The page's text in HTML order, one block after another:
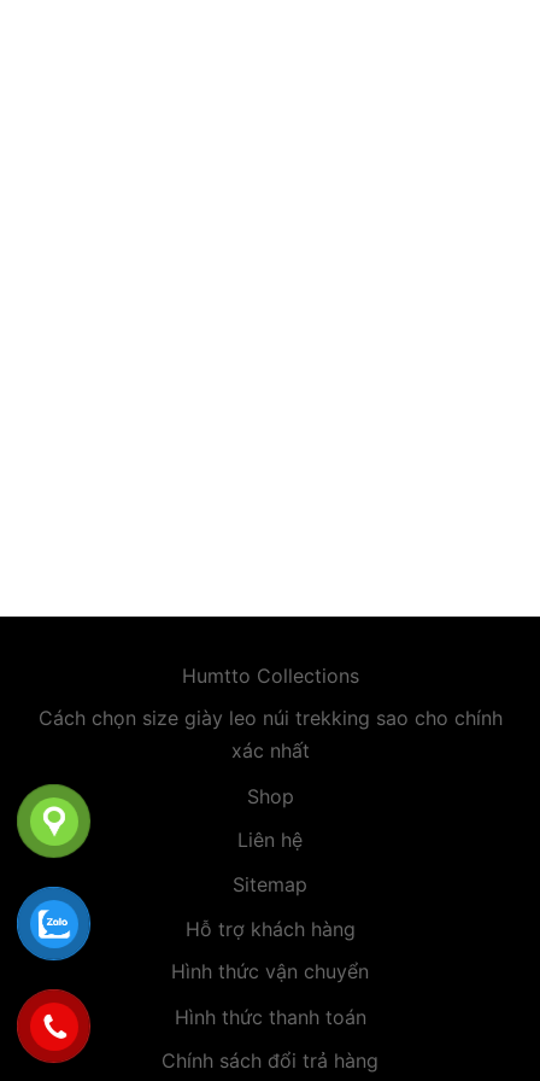
Humtto Collections
Cách chọn size giày leo núi trekking sao cho chính
xác nhất
Shop
Liên hệ
Sitemap
Hỗ trợ khách hàng
Hình thức vận chuyển
Hình thức thanh toán
Chính sách đổi trả hàng